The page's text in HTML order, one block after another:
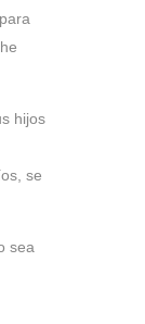
hijos
se
sea